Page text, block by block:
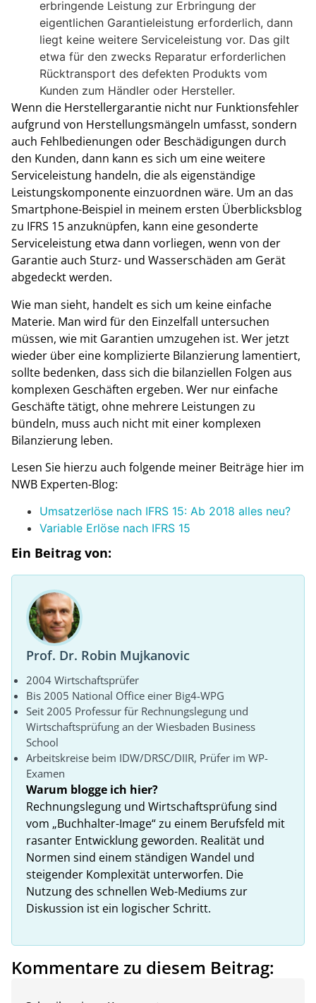
erbringende Leistung zur Erbringung der
eigentlichen Garantieleistung erforderlich, dann
liegt keine weitere Serviceleistung vor. Das gilt
etwa für den zwecks Reparatur erforderlichen
Rücktransport des defekten Produkts vom
Kunden zum Händler oder Hersteller.
Wenn die Herstellergarantie nicht nur Funktionsfehler
aufgrund von Herstellungsmängeln umfasst, sondern
auch Fehlbedienungen oder Beschädigungen durch
den Kunden, dann kann es sich um eine weitere
Serviceleistung handeln, die als eigenständige
Leistungskomponente einzuordnen wäre. Um an das
Smartphone-Beispiel in meinem ersten Überblicksblog
zu IFRS 15 anzuknüpfen, kann eine gesonderte
Serviceleistung etwa dann vorliegen, wenn von der
Garantie auch Sturz- und Wasserschäden am Gerät
abgedeckt werden.
Wie man sieht, handelt es sich um keine einfache
Materie. Man wird für den Einzelfall untersuchen
müssen, wie mit Garantien umzugehen ist. Wer jetzt
wieder über eine komplizierte Bilanzierung lamentiert,
sollte bedenken, dass sich die bilanziellen Folgen aus
komplexen Geschäften ergeben. Wer nur einfache
Geschäfte tätigt, ohne mehrere Leistungen zu
bündeln, muss auch nicht mit einer komplexen
Bilanzierung leben.
Lesen Sie hierzu auch folgende meiner Beiträge hier im
NWB Experten-Blog:
Umsatzerlöse nach IFRS 15: Ab 2018 alles neu?
Variable Erlöse nach IFRS 15
Ein Beitrag von:
Prof. Dr. Robin Mujkanovic
2004 Wirtschaftsprüfer
Bis 2005 National Office einer Big4-WPG
Seit 2005 Professur für Rechnungslegung und
Wirtschaftsprüfung an der Wiesbaden Business
School
Arbeitskreise beim IDW/DRSC/DIIR, Prüfer im WP-
Examen
Warum blogge ich hier?
Rechnungslegung und Wirtschaftsprüfung sind
vom „Buchhalter-Image“ zu einem Berufsfeld mit
rasanter Entwicklung geworden. Realität und
Normen sind einem ständigen Wandel und
steigender Komplexität unterworfen. Die
Nutzung des schnellen Web-Mediums zur
Diskussion ist ein logischer Schritt.
Kommentare zu diesem Beitrag: